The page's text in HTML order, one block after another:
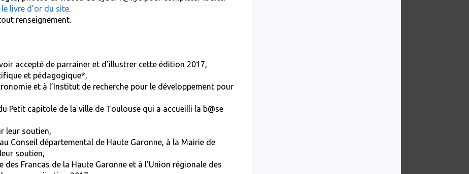
le livre d’or du site.
renseignement.
accepté de parrainer et d’illustrer cette édition 2017,
et pédagogique*,
et à l’Institut de recherche pour le développement pour
capitole de la ville de Toulouse qui a accueilli la b@se
soutien,
départemental de Haute Garonne, à la Mairie de
soutien,
Francas de la Haute Garonne et à l’Union régionale des